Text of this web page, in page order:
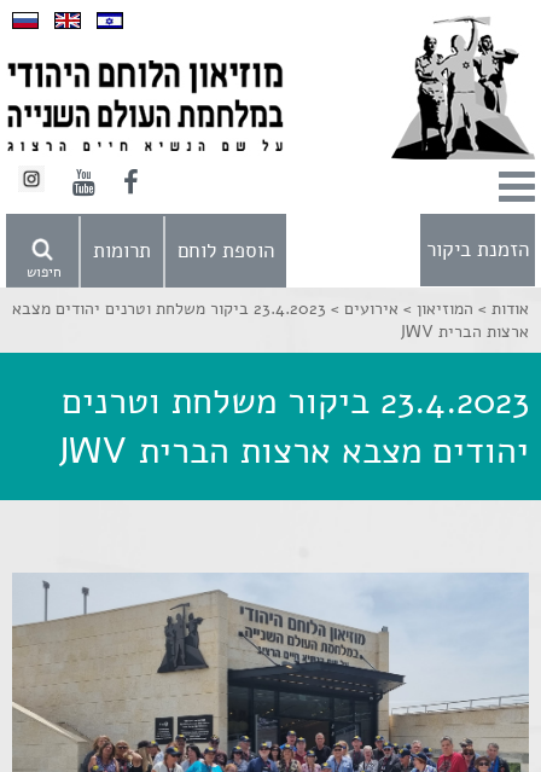
הזמנת ביקור
חיפוש
הוספת לוחם תרומות
אודות > המוזיאון > אירועים >
23.4.2023 ביקור משלחת וטרנים יהודים מצבא
ארצות הברית JWV
23.4.2023 ביקור משלחת וטרנים
יהודים מצבא ארצות הברית JWV